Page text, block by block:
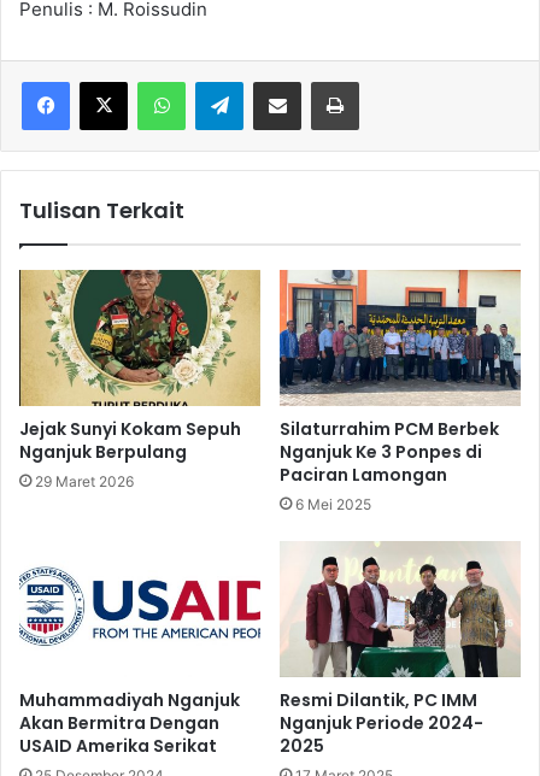
Penulis : M. Roissudin
WhatsAppTelegramShare via Email Cetak
Tulisan Terkait
Jejak Sunyi Kokam Sepuh
Nganjuk Berpulang
29 Maret 2026
Silaturrahim PCM Berbek
Nganjuk Ke 3 Ponpes di
Paciran Lamongan
6 Mei 2025
Muhammadiyah Nganjuk
Akan Bermitra Dengan
USAID Amerika Serikat
Resmi Dilantik, PC IMM
Nganjuk Periode 2024-
2025